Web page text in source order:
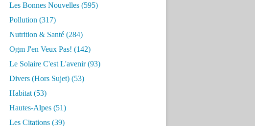
Les Bonnes Nouvelles (595)
Pollution (317)
Nutrition & Santé (284)
Ogm J'en Veux Pas! (142)
Le Solaire C'est L'avenir(93)
Divers (hors Sujet) (53)
Habitat (53)
Hautes-Alpes (51)
Les Citations (39)